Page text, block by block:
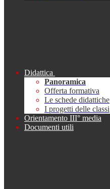
Didattica
Panoramica
Offerta formativa
Le schede didattiche
I progetti delle classi
Orientamento III° media
Documenti utili